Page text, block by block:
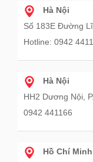
Hà Nội
Số 183E Đường
Hotline: 0942
Hà Nội
HH2 Dương Nội,
0942 441166
Hồ Chí Minh